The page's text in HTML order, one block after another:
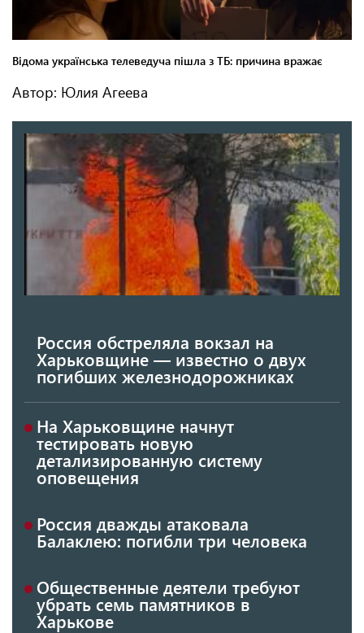
Автор: Юлия Агеева
Россия обстреляла вокзал на
Харьковщине — известно о двух
погибших железнодорожниках
На Харьковщине начнут
тестировать новую
детализированную систему
оповещения
Россия дважды атаковала
Балаклею: погибли три человека
Общественные деятели требуют
убрать семь памятников в
Харькове